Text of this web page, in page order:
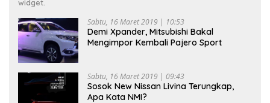
widget.
Sabtu, 16 Maret 2019 | 10:53
Demi Xpander, Mitsubishi Bakal
Mengimpor Kembali Pajero Sport
Sabtu, 16 Maret 2019 | 09:43
Sosok New Nissan Livina Terungkap,
Apa Kata NMI?